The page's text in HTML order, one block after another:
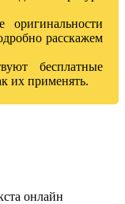
расскажем
бесплатные
их применять.
онлайн